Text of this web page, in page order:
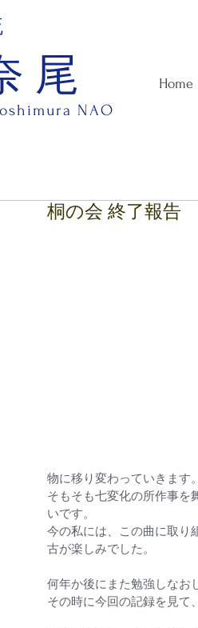
尾 Home
NAO
桐の会 終了報告
物に移り変わっていきます
そもそも七変化の所作事を
いです。
今の私には、この曲に取り
古が楽しみでした。
何年か後にまた勉強しなお
その時に今回の記録を見て